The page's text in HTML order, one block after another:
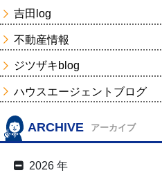
吉田log
不動産情報
ジツザキblog
ハウスエージェントブログ
ARCHIVE アーカイブ
2026 年